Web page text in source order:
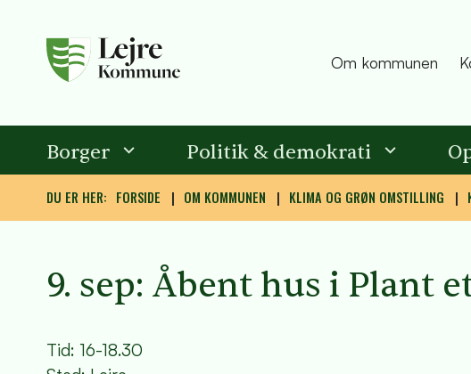
Om kommunen
Borger Politik & demokrati
DU ER HER: FORSIDE OM KOMMUNEN KLIMA OG GRØN OMSTILLING
9. sep: Åbent hus i Plant
Tid: 16-18.30